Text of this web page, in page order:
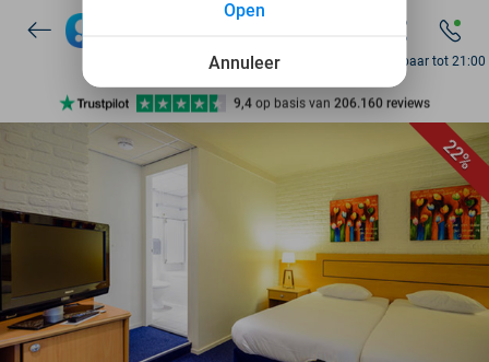
7 dagen per week beschikbaar
10+ miljoen leden
9,4 op basis van 206.160 reviews
7 dagen per week beschikbaar
10+ miljoen leden
Bereikbaar tot 21:00
22%
Annuleer
Open